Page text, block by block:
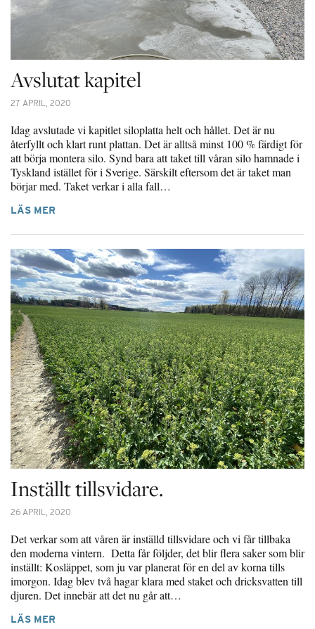
Avslutat kapitel
27 APRIL, 2020
Idag avslutade vi kapitlet siloplatta helt och hållet. Det är nu
återfyllt och klart runt plattan. Det är alltså minst 100 % färdigt för
att börja montera silo. Synd bara att taket till våran silo hamnade i
Tyskland istället för i Sverige. Särskilt eftersom det är taket man
börjar med. Taket verkar i alla fall…
LÄS MER
Inställt tillsvidare.
26 APRIL, 2020
Det verkar som att våren är inställd tillsvidare och vi får tillbaka
den moderna vintern. Detta får följder, det blir flera saker som blir
inställt: Kosläppet, som ju var planerat för en del av korna tills
imorgon. Idag blev två hagar klara med staket och dricksvatten till
djuren. Det innebär att det nu går att…
LÄS MER